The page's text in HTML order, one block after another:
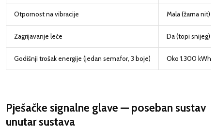
Otpornost na vibracije Mala (žarna nit)
Zagrijavanje leće Da (topi snijeg)
Godišnji trošak energije (jedan semafor, 3 boje) Oko 1.300 kWh
Pješačke signalne glave — poseban sustav
unutar sustava